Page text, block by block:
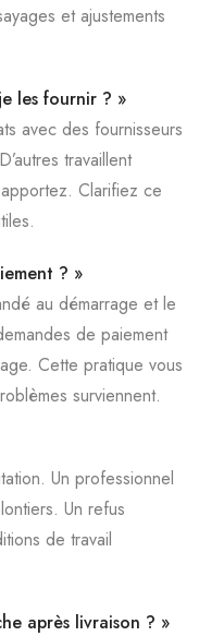
et ajustements
les fournir ? »
avec des fournisseurs
travaillent
Clarifiez ce
? »
au démarrage et le
de paiement
Cette pratique vous
surviennent.
Un professionnel
Un refus
de travail
après livraison ? »